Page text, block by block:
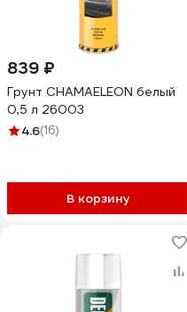
839 ₽
Грунт CHAMAELEON белый
0,5 л 26003
4.6(16)
В корзину